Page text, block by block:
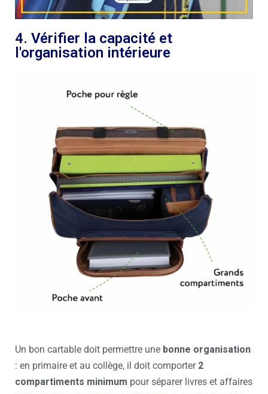
4. Vérifier la capacité et
l'organisation intérieure
Un bon cartable doit permettre une bonne organisation
: en primaire et au collège, il doit comporter 2
compartiments minimum pour séparer livres et affaires